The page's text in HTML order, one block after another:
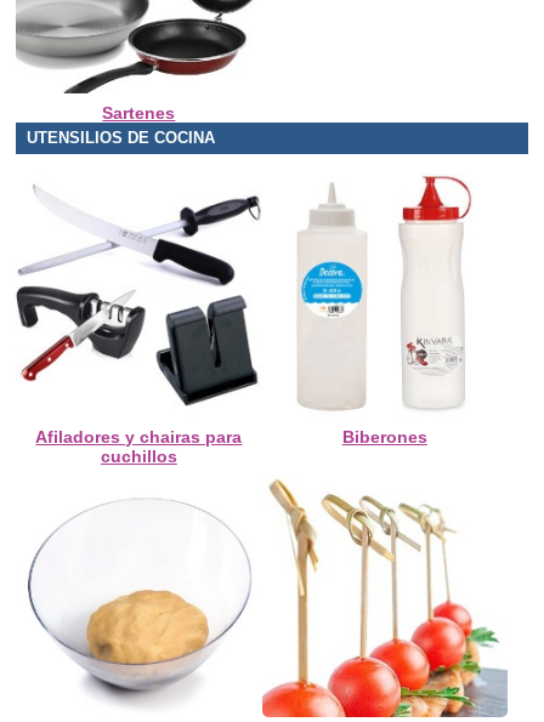
Sartenes
UTENSILIOS DE COCINA
Afiladores y chairas para
cuchillos
Biberones